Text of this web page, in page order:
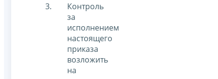
Контроль
за
исполнением
настоящего
приказа
возложить
на